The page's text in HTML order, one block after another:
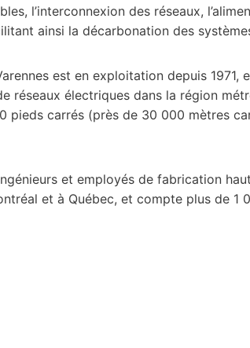
l’interconnexion des réseaux,
ainsi la décarbonation des
est en exploitation depuis 1971,
réseaux électriques dans la région
pieds carrés (près de 30 000 mètres
et employés de fabrication
et à Québec, et compte plus de 1